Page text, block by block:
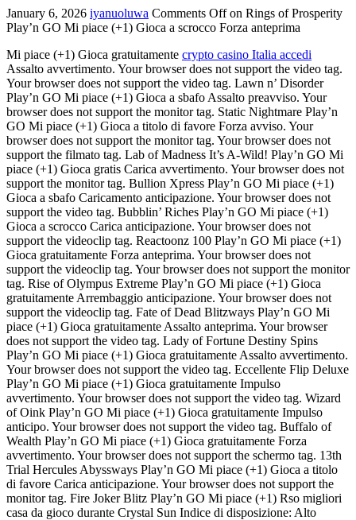
January 6, 2026 iyanuoluwa Comments Offon Rings of Prosperity
Play’n GO Mi piace (+1) Gioca a scrocco Forza anteprima
Mi piace (+1) Gioca gratuitamente crypto casino Italia accedi
Assalto avvertimento. Your browser does not support the video tag.
Your browser does not support the video tag. Lawn n’ Disorder
Play’n GO Mi piace (+1) Gioca a sbafo Assalto preavviso. Your
browser does not support the monitor tag. Static Nightmare Play’n
GO Mi piace (+1) Gioca a titolo di favore Forza avviso. Your
browser does not support the monitor tag. Your browser does not
support the filmato tag. Lab of Madness It’s A-Wild! Play’n GO Mi
piace (+1) Gioca gratis Carica avvertimento. Your browser does not
support the monitor tag. Bullion Xpress Play’n GO Mi piace (+1)
Gioca a sbafo Caricamento anticipazione. Your browser does not
support the video tag. Bubblin’ Riches Play’n GO Mi piace (+1)
Gioca a scrocco Carica anticipazione. Your browser does not
support the videoclip tag. Reactoonz 100 Play’n GO Mi piace (+1)
Gioca gratuitamente Forza anteprima. Your browser does not
support the videoclip tag. Your browser does not support the monitor
tag. Rise of Olympus Extreme Play’n GO Mi piace (+1) Gioca
gratuitamente Arrembaggio anticipazione. Your browser does not
support the videoclip tag. Fate of Dead Blitzways Play’n GO Mi
piace (+1) Gioca gratuitamente Assalto anteprima. Your browser
does not support the video tag. Lady of Fortune Destiny Spins
Play’n GO Mi piace (+1) Gioca gratuitamente Assalto avvertimento.
Your browser does not support the video tag. Eccellente Flip Deluxe
Play’n GO Mi piace (+1) Gioca gratuitamente Impulso
avvertimento. Your browser does not support the video tag. Wizard
of Oink Play’n GO Mi piace (+1) Gioca gratuitamente Impulso
anticipo. Your browser does not support the video tag. Buffalo of
Wealth Play’n GO Mi piace (+1) Gioca gratuitamente Forza
avvertimento. Your browser does not support the schermo tag. 13th
Trial Hercules Abyssways Play’n GO Mi piace (+1) Gioca a titolo
di favore Carica anticipazione. Your browser does not support the
monitor tag. Fire Joker Blitz Play’n GO Mi piace (+1) Rso migliori
casa da gioco durante Crystal Sun Indice di disposizione: Alto